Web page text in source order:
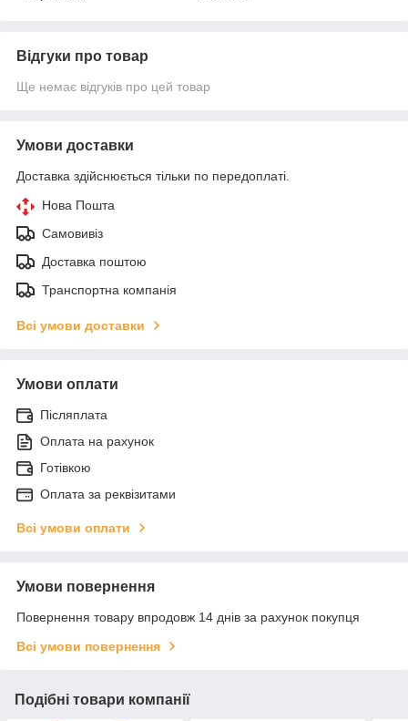
Відгуки про товар
Ще немає відгуків про цей товар
Умови доставки
Доставка здійснюється тільки по передоплаті.
Нова Пошта
Самовивіз
Доставка поштою
Транспортна компанія
Всі умови доставки
Умови оплати
Післяплата
Оплата на рахунок
Готівкою
Оплата за реквізитами
Всі умови оплати
Умови повернення
Повернення товару впродовж 14 днів за рахунок покупця
Всі умови повернення
Подібні товари компанії